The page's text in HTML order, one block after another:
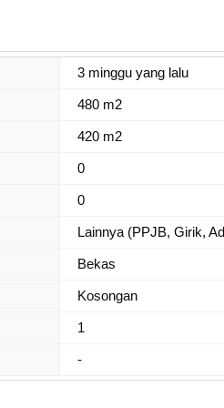
3 minggu yang lalu
480 m2
420 m2
0
0
Lainnya (PPJB, Girik,
Bekas
Kosongan
1
-